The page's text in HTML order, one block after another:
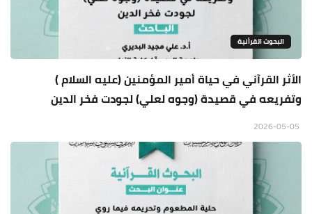
البحوث القرأنية
الأثر القرآني في حياة أمير المؤمنين (عليه السلام )
وتفريعه في قصيدة (وجوه لعلي) لجودت فخر الدين